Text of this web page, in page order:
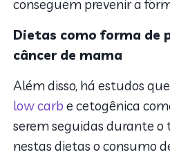
conseguem prevenir a
Dietas como forma de
câncer de mama
Além disso, há estudos
low carb e cetogênica
serem seguidas durante
nestas dietas o consumo